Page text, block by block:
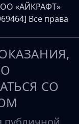
«АЙКРАФТ»
Все права
СО